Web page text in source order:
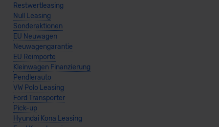
Datenschutzerklärung
Restwertleasing
Null Leasing
Sonderaktionen
EU Neuwagen
Neuwagengarantie
EU Reimporte
Kleinwagen Finanzierung
Pendlerauto
VW Polo Leasing
Ford Transporter
Pick-up
Hyundai Kona Leasing